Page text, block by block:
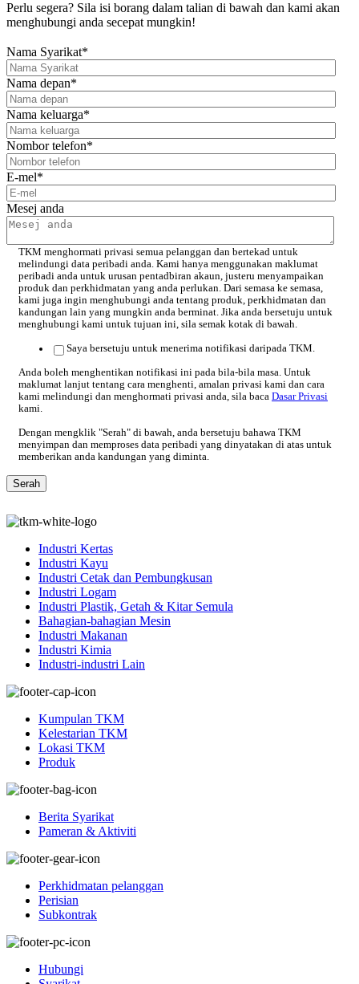
Perlu segera? Sila isi borang dalam talian di bawah dan kami akan
menghubungi anda secepat mungkin!
Nama Syarikat*
Nama depan*
Nama keluarga*
Nombor telefon*
E-mel*
Mesej anda
TKM menghormati privasi semua pelanggan dan bertekad untuk
melindungi data peribadi anda. Kami hanya menggunakan maklumat
peribadi anda untuk urusan pentadbiran akaun, justeru menyampaikan
produk dan perkhidmatan yang anda perlukan. Dari semasa ke semasa,
kami juga ingin menghubungi anda tentang produk, perkhidmatan dan
kandungan lain yang mungkin anda berminat. Jika anda bersetuju untuk
menghubungi kami untuk tujuan ini, sila semak kotak di bawah.
Saya bersetuju untuk menerima notifikasi daripada TKM.
Anda boleh menghentikan notifikasi ini pada bila-bila masa. Untuk
maklumat lanjut tentang cara menghenti, amalan privasi kami dan cara
kami melindungi dan menghormati privasi anda, sila baca Dasar Privasi
kami.
Dengan mengklik "Serah" di bawah, anda bersetuju bahawa TKM
menyimpan dan memproses data peribadi yang dinyatakan di atas untuk
memberikan anda kandungan yang diminta.
Industri Kertas
Industri Kayu
Industri Cetak dan Pembungkusan
Industri Logam
Industri Plastik, Getah & Kitar Semula
Bahagian-bahagian Mesin
Industri Makanan
Industri Kimia
Industri-industri Lain
Kumpulan TKM
Kelestarian TKM
Lokasi TKM
Produk
Berita Syarikat
Pameran & Aktiviti
Perkhidmatan pelanggan
Perisian
Subkontrak
Hubungi